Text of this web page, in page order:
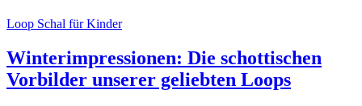
Loop Schal für Kinder
Winterimpressionen: Die schottischen
Vorbilder unserer geliebten Loops